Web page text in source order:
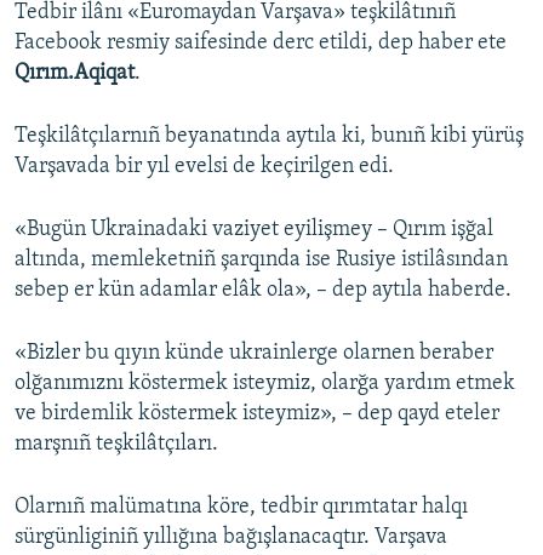
Tedbir ilânı «Euromaydan Varşava» teşkilâtınıñ
Facebook resmiy saifesinde derc etildi, dep haber ete
Qırım.Aqiqat.
Teşkilâtçılarnıñ beyanatında aytıla ki, bunıñ kibi yürüş
Varşavada bir yıl evelsi de keçirilgen edi.
«Bugün Ukrainadaki vaziyet eyilişmey – Qırım işğal
altında, memleketniñ şarqında ise Rusiye istilâsından
sebep er kün adamlar elâk ola», – dep aytıla haberde.
«Bizler bu qıyın künde ukrainlerge olarnen beraber
olğanımıznı köstermek isteymiz, olarğa yardım etmek
ve birdemlik köstermek isteymiz», – dep qayd eteler
marşnıñ teşkilâtçıları.
Olarnıñ malümatına köre, tedbir qırımtatar halqı
sürgünliginiñ yıllığına bağışlanacaqtır. Varşava